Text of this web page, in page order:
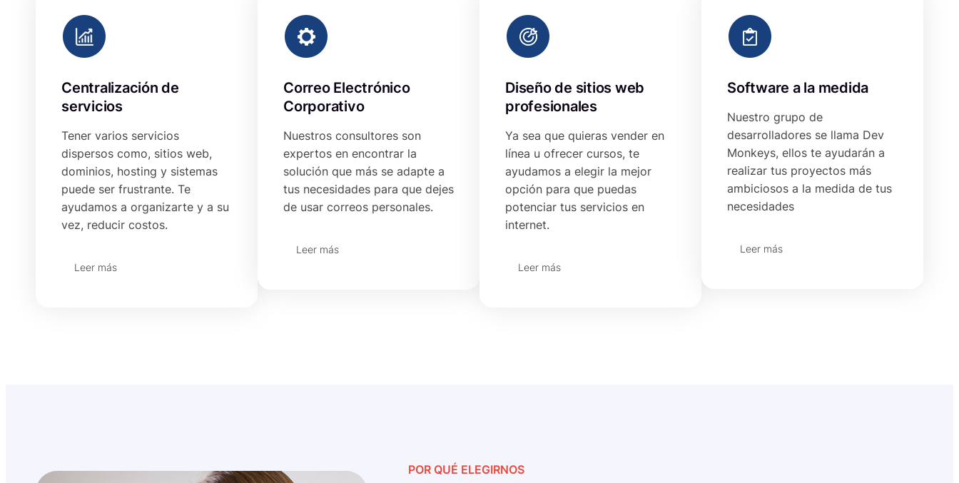
Centralización de
servicios
Tener varios servicios
dispersos como, sitios web,
dominios, hosting y sistemas
puede ser frustrante. Te
ayudamos a organizarte y a su
vez, reducir costos.
Leer más
Correo Electrónico
Corporativo
Nuestros consultores son
expertos en encontrar la
solución que más se adapte a
tus necesidades para que dejes
de usar correos personales.
Leer más
Diseño de sitios web
profesionales
Ya sea que quieras vender en
línea u ofrecer cursos, te
ayudamos a elegir la mejor
opción para que puedas
potenciar tus servicios en
internet.
Leer más
Software a la medida
Nuestro grupo de
desarrolladores se llama Dev
Monkeys, ellos te ayudarán a
realizar tus proyectos más
ambiciosos a la medida de tus
necesidades
Leer más
POR QUÉ ELEGIRNOS